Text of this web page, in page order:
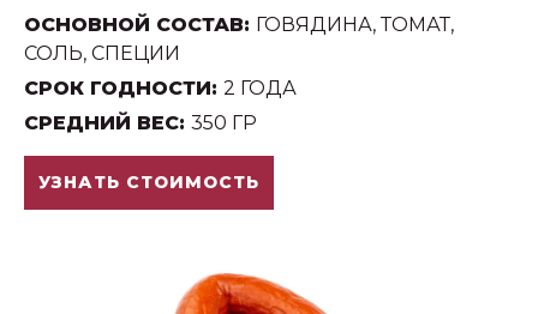
ОСНОВНОЙ СОСТАВ: ГОВЯДИНА, ТОМАТ,
СОЛЬ, СПЕЦИИ
СРОК ГОДНОСТИ: 2 ГОДА
СРЕДНИЙ ВЕС: 350 ГР
УЗНАТЬ СТОИМОСТЬ